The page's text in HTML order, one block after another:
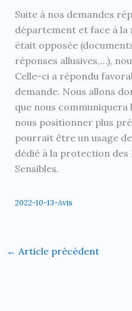
Suite à nos demandes
département et face à la
était opposée
réponses allusives,…),
Celle-ci a répondu
demande. Nous allons
que nous
nous positionner plus
pourrait être un usage
dédié à la protection des
Sensibles.
2022-10-13-Avis
← Article précédent